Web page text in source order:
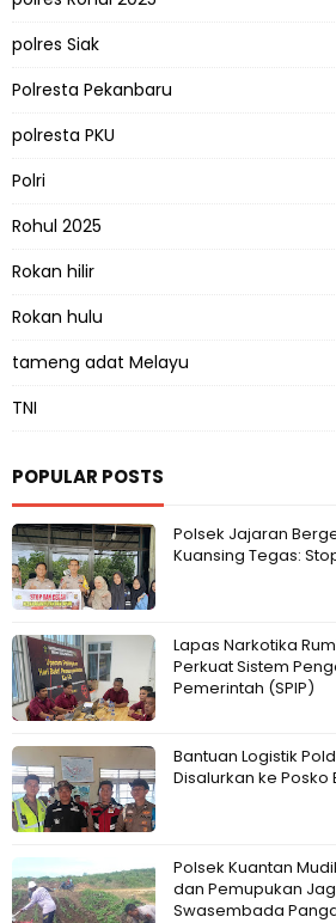
polres Siak
Polresta Pekanbaru
polresta PKU
Polri
Rohul 2025
Rokan hilir
Rokan hulu
tameng adat Melayu
TNI
POPULAR POSTS
Polsek Jajaran
Kuansing Tegas:
Lapas Narkotika
Perkuat Sistem
Pemerintah (SPIP)
Bantuan Logistik
Disalurkan ke Posko
Polsek Kuantan
dan Pemupukan
Swasembada